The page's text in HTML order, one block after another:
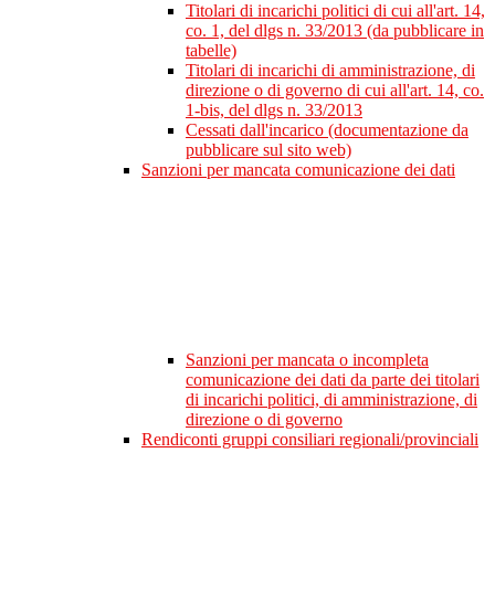
Titolari di incarichi politici di cui all'art. 14,
co. 1, del dlgs n. 33/2013 (da pubblicare in
tabelle)
Titolari di incarichi di amministrazione, di
direzione o di governo di cui all'art. 14, co.
1-bis, del dlgs n. 33/2013
Cessati dall'incarico (documentazione da
pubblicare sul sito web)
Sanzioni per mancata comunicazione dei dati
Sanzioni per mancata o incompleta
comunicazione dei dati da parte dei titolari
di incarichi politici, di amministrazione, di
direzione o di governo
Rendiconti gruppi consiliari regionali/provinciali